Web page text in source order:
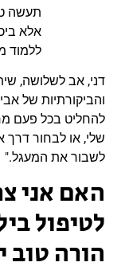
תעשה
אלא
ללמוד
דני, אב לשלושה,
והביקורתיות של
להחליט בכל פעם
שלי, או לבחור
לשבור את המעגל."
האם אני
לטיפול
הורה טוב